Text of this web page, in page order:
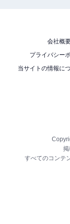
会社概
プライバシー
当サイトの情報に
掲
すべてのコンテ